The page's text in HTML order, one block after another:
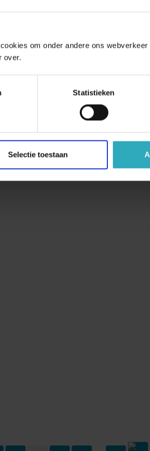
om onder andere ons webverkeer
over.
Statistieken
Selectie toestaan